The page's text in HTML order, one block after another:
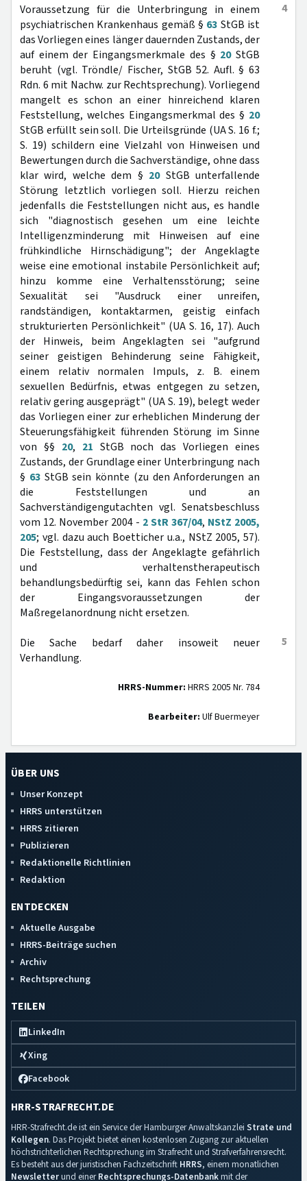
4
Voraussetzung für die Unterbringung in einem
psychiatrischen Krankenhaus gemäß § 63 StGB ist
das Vorliegen eines länger dauernden Zustands, der
auf einem der Eingangsmerkmale des § 20StGB
beruht (vgl. Tröndle/ Fischer, StGB 52. Aufl. § 63
Rdn. 6 mit Nachw. zur Rechtsprechung). Vorliegend
mangelt es schon an einer hinreichend klaren
Feststellung, welches Eingangsmerkmal des § 20
StGB erfüllt sein soll. Die Urteilsgründe (UA S. 16 f.;
S. 19) schildern eine Vielzahl von Hinweisen und
Bewertungen durch die Sachverständige, ohne dass
klar wird, welche dem § 20StGB unterfallende
Störung letztlich vorliegen soll. Hierzu reichen
jedenfalls die Feststellungen nicht aus, es handle
sich "diagnostisch gesehen um eine leichte
Intelligenzminderung mit Hinweisen auf eine
frühkindliche Hirnschädigung"; der Angeklagte
weise eine emotional instabile Persönlichkeit auf;
hinzu komme eine Verhaltensstörung; seine
Sexualität sei "Ausdruck einer unreifen,
randständigen, kontaktarmen, geistig einfach
strukturierten Persönlichkeit" (UA S. 16, 17). Auch
der Hinweis, beim Angeklagten sei "aufgrund
seiner geistigen Behinderung seine Fähigkeit,
einem relativ normalen Impuls, z. B. einem
sexuellen Bedürfnis, etwas entgegen zu setzen,
relativ gering ausgeprägt" (UA S. 19), belegt weder
das Vorliegen einer zur erheblichen Minderung der
Steuerungsfähigkeit führenden Störung im Sinne
von §§ 20, 21 StGB noch das Vorliegen eines
Zustands, der Grundlage einer Unterbringung nach
§ 63StGB sein könnte (zu den Anforderungen an
die Feststellungen und an
Sachverständigengutachten vgl. Senatsbeschluss
vom 12. November 2004 - 2 StR 367/04, NStZ 2005,
205; vgl. dazu auch Boetticher u.a., NStZ 2005, 57).
Die Feststellung, dass der Angeklagte gefährlich
und verhaltenstherapeutisch
behandlungsbedürftig sei, kann das Fehlen schon
der Eingangsvoraussetzungen der
Maßregelanordnung nicht ersetzen.
5
Die Sache bedarf daher insoweit neuer
Verhandlung.
HRRS-Nummer: HRRS 2005 Nr. 784
Bearbeiter: Ulf Buermeyer
ÜBER UNS
Unser Konzept
HRRS unterstützen
HRRS zitieren
Publizieren
Redaktionelle Richtlinien
Redaktion
ENTDECKEN
Aktuelle Ausgabe
HRRS-Beiträge suchen
Archiv
Rechtsprechung
TEILEN
LinkedIn
Xing
Facebook
HRR-STRAFRECHT.DE
HRR-Strafrecht.de ist ein Service der Hamburger Anwaltskanzlei Strate und
Kollegen. Das Projekt bietet einen kostenlosen Zugang zur aktuellen
höchstrichterlichen Rechtsprechung im Strafrecht und Strafverfahrensrecht.
Es besteht aus der juristischen Fachzeitschrift HRRS, einem monatlichen
Newsletterund einerRechtsprechungs-Datenbankmit der